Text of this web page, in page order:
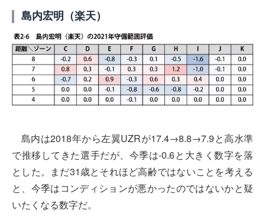
島内宏明（楽天）
島内は2018年から左翼UZRが17.4→8.8→7.9と高水準
で推移してきた選手だが、今季は-0.6と大きく数字を落
とした。まだ31歳とそれほど高齢ではないことを考える
と、今季はコンディションが悪かったのではないかと疑
いたくなる数字だ。